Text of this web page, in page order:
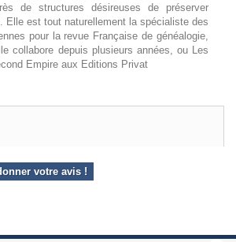
de structures désireuses de préserver
Elle est tout naturellement la spécialiste des
pour la revue Française de généalogie,
collabore depuis plusieurs années, ouLes
Empire aux Editions Privat
votre avis !